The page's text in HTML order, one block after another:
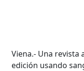
Viena.- Una revista
edición usando